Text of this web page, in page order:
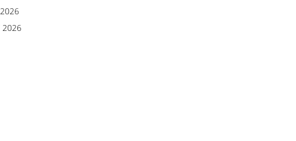
2026